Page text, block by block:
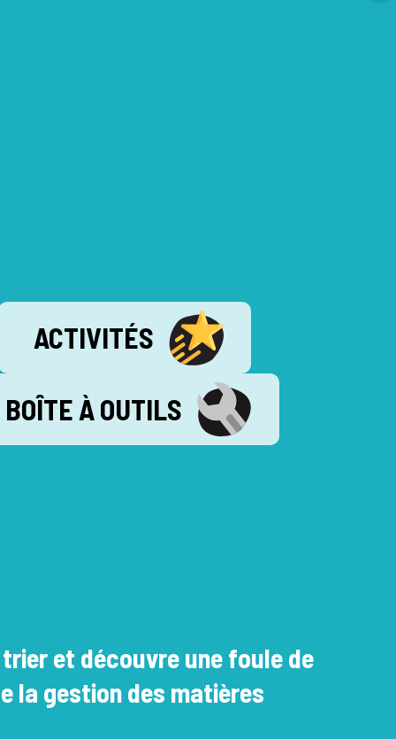
ACTIVITÉS
BOÎTE À OUTILS
et découvre une foule de
la gestion des matières